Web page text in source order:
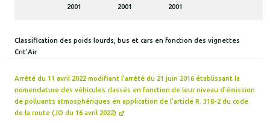
2001
2001
2001
Classification des poids lourds, bus et cars en fonction des vignettes
Crit’Air
Arrêté du 11 avril 2022 modifiant l’arrêté du 21 juin 2016 établissant la
nomenclature des véhicules classés en fonction de leur niveau d’émission
de polluants atmosphériques en application de l’article R. 318-2 du code
de la route (JO du 16 avril 2022)